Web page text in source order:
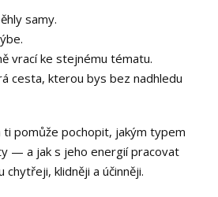
samy.
vrací ke stejnému tématu.
cesta, kterou bys bez nadhledu
ti pomůže pochopit, jakým typem
— a jak s jeho energií pracovat
chytřeji, klidněji a účinněji.